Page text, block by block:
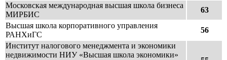
Московская международная высшая школа бизнеса
МИРБИС
63
Высшая школа корпоративного управления
РАНХиГС
56
Институт налогового менеджмента и экономики
недвижимости НИУ «Высшая школа экономики»